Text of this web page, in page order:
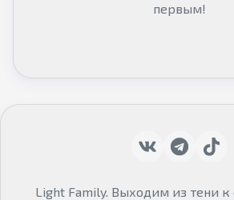
первым!
Light Family. Выходим из тени к